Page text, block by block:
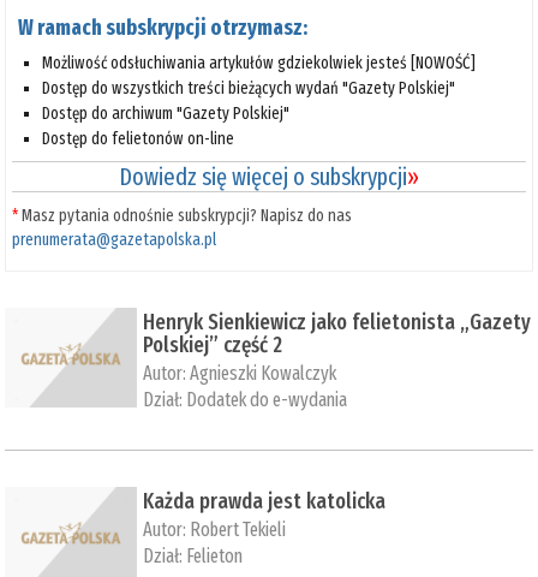
W ramach subskrypcji otrzymasz:
Możliwość odsłuchiwania artykułów gdziekolwiek jesteś [NOWOŚĆ]
Dostęp do wszystkich treści bieżących wydań "Gazety Polskiej"
Dostęp do archiwum "Gazety Polskiej"
Dostęp do felietonów on-line
Dowiedz się więcej o subskrypcji»
*Masz pytania odnośnie subskrypcji? Napisz do nas
prenumerata@gazetapolska.pl
Henryk Sienkiewicz jako felietonista „Gazety
Polskiej” część 2
Autor:Agnieszki Kowalczyk
Dział: Dodatek do e-wydania
Każda prawda jest katolicka
Autor: Robert Tekieli
Dział: Felieton